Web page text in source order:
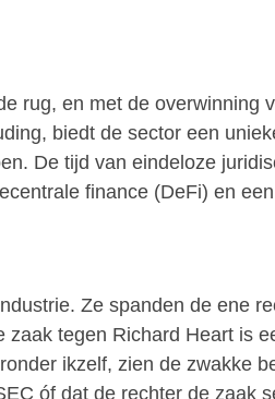
rug, en met de overwinning
biedt de sector een
De tijd van eindeloze
finance (DeFi) en
Ze spanden de ene
tegen Richard Heart is
ikzelf, zien de zwakke
óf dat de rechter de zaak